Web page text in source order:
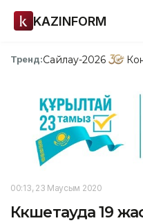
KAZINFORM
Тренд:Сайлау-2026
00:13, 23 Маусым 2020
Көкшетауда 19